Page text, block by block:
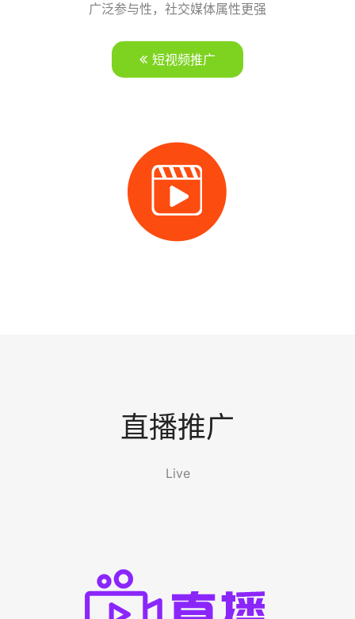
广泛参与性，社交媒体属性更强
短视频推广
直播推广
Live